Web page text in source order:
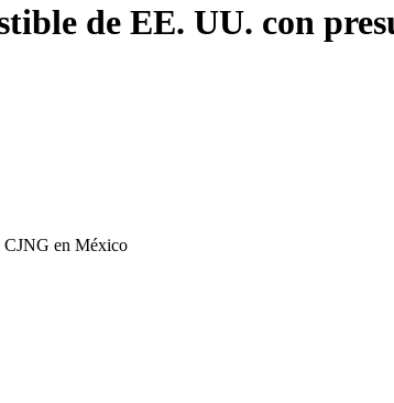
de EE. UU. con
CJNG en México